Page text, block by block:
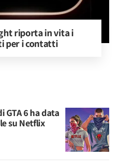
riporta in vita i
per i contatti
GTA 6 ha data
su Netflix